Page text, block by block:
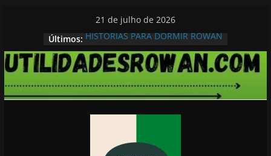
conteúdo
21 de julho de 2026
Últimos: HISTORIAS PARA DORMIR ROWAN